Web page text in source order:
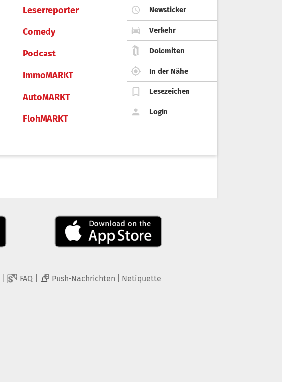
Leserreporter
Comedy
Podcast
ImmoMARKT
AutoMARKT
FlohMARKT
Newsticker
Verkehr
Dolomiten
In der Nähe
Lesezeichen
Login
FAQ 2 Push-Nachrichten Netiquette